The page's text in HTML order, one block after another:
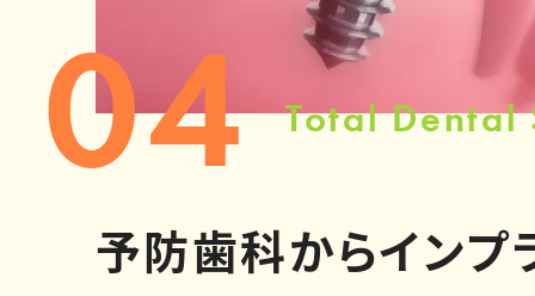
04 Total Dental
予防歯科からインプ